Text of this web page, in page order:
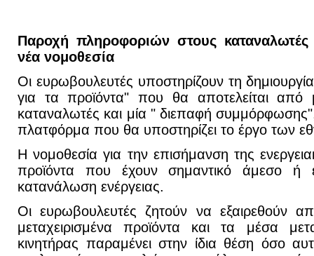
Παροχή πληροφοριών στους καταναλωτές
νέα νομοθεσία
Οι ευρωβουλευτές υποστηρίζουν τη
για τα προϊόντα" που θα αποτελείται από
καταναλωτές και μία " διεπαφή
πλατφόρμα που θα υποστηρίζει το έργο των
Η νομοθεσία για την επισήμανση της
προϊόντα που έχουν σημαντικό άμεσο ή
κατανάλωση ενέργειας.
Οι ευρωβουλευτές ζητούν να εξαιρεθούν
μεταχειρισμένα προϊόντα και τα μέσα
κινητήρας παραμένει στην ίδια θέση όσο